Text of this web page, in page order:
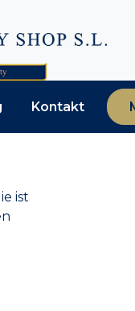
Kontakt
ist